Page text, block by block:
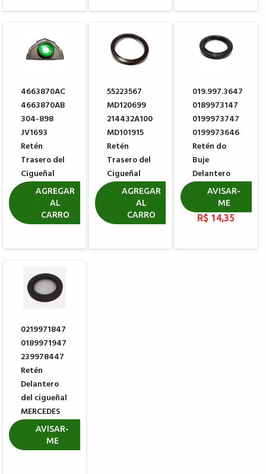
4663870AC
4663870AB
304-898
JV1693
Retén
Trasero del
Cigueñal
DODGE FIAT
R$ 716,79
AGREGAR
AL
CARRO
55223567
MD120699
214432A100
MD101915
Retén
Trasero del
Cigueñal
MITSUBISHI
R$ 131,23
AGREGAR
AL
CARRO
019.997.3647
0189973147
0199973747
0199973646
Retén do
Buje
Delantero
MERCEDES
R$ 14,35
AVISAR-
ME
0219971847
0189971947
239978447
Retén
Delantero
del cigueñal
MERCEDES
BENZ
R$ 30,44
AVISAR-
ME